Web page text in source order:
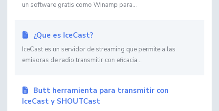
un software gratis como Winamp para...
¿Que es IceCast?
IceCast es un servidor de streaming que permite a las
emisoras de radio transmitir con eficacia...
Butt herramienta para transmitir con
IceCast y SHOUTCast